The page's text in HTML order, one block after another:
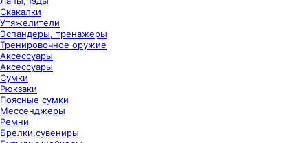
Скакалки
Утяжелители
Эспандеры, тренажеры
Тренировочное оружие
Аксессуары
Аксессуары
Сумки
Рюкзаки
Поясные сумки
Мессенджеры
Ремни
Брелки,сувениры